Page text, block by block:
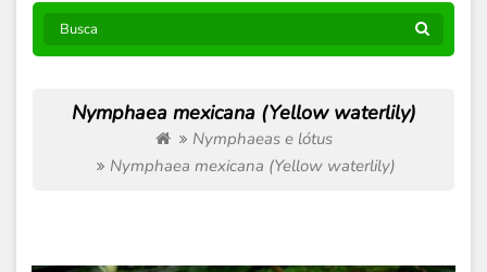
Nymphaea mexicana (Yellow waterlily)
Nymphaeas e lótus
Nymphaea mexicana (Yellow waterlily)